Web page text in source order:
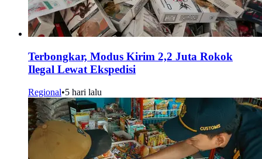
Terbongkar, Modus Kirim 2,2 Juta Rokok
Ilegal Lewat Ekspedisi
Regional•5 hari lalu